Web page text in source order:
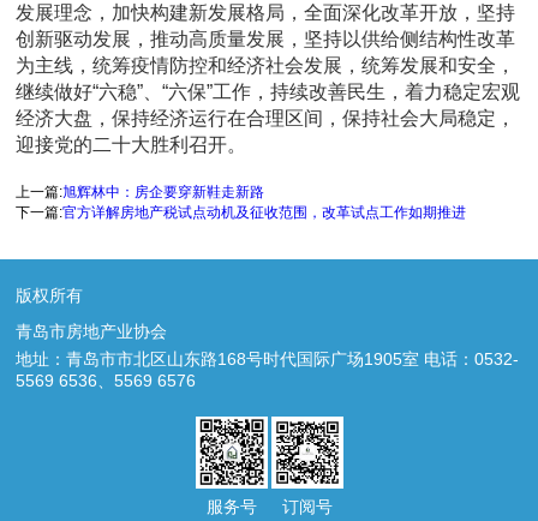
发展理念，加快构建新发展格局，全面深化改革开放，坚持
创新驱动发展，推动高质量发展，坚持以供给侧结构性改革
为主线，统筹疫情防控和经济社会发展，统筹发展和安全，
继续做好“六稳”、“六保”工作，持续改善民生，着力稳定宏观
经济大盘，保持经济运行在合理区间，保持社会大局稳定，
迎接党的二十大胜利召开。
上一篇:旭辉林中：房企要穿新鞋走新路
下一篇:官方详解房地产税试点动机及征收范围，改革试点工作如期推进
版权所有
青岛市房地产业协会
地址：青岛市市北区山东路168号时代国际广场1905室 电话：0532-
5569 6536、5569 6576
服务号 订阅号